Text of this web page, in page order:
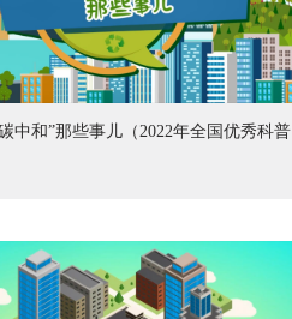
中和”那些事儿（2022年全国优秀科普